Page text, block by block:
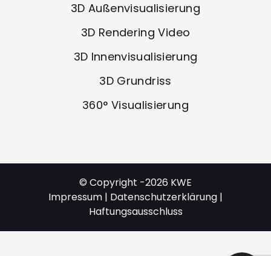
3D Außenvisualisierung
3D Rendering Video
3D Innenvisualisierung
3D Grundriss
360° Visualisierung
© Copyright -2026 KWE
Impressum | Datenschutzerklärung |
Haftungsausschluss